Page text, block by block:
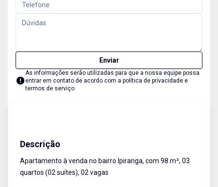
Enviar
As informações serão utilizadas para que a nossa equipe possa
entrar em contato de acordo com a política de privacidade e
termos de serviço
Descrição
Apartamento à venda no bairro Ipiranga, com 98 m², 03
quartos (02 suítes), 02 vagas